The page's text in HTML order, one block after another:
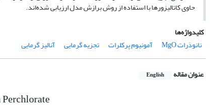
حاوی کاتالیزورها با استفاده از روش برازش مدل ارزیابی شده‌اند.
کلیدواژه‌ها
نانوذرات MgO
آمونیوم پرکلرات تجزیه گرمایی آنالیز گرمایی
عنوان مقاله English